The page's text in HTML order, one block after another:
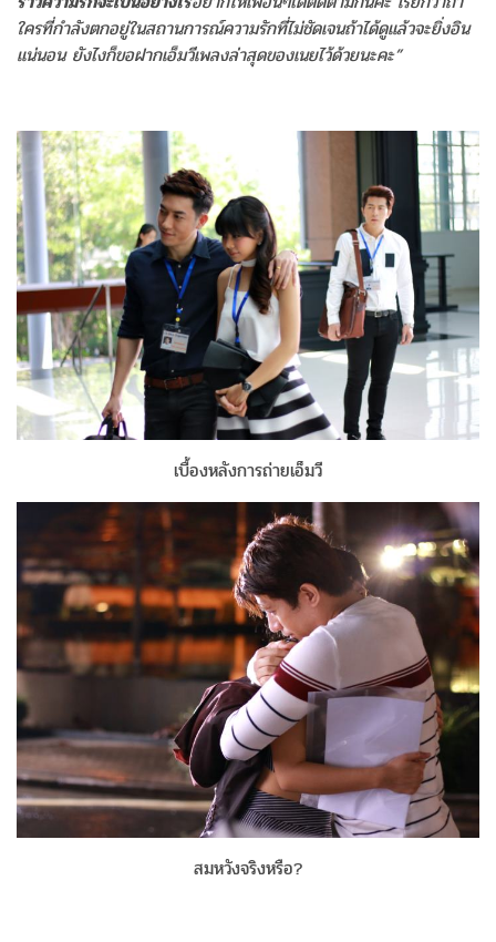
ใครที่กำลังตกอยู่ในสถานการณ์ความรักที่ไม่ชัดเจนถ้าได้ดูแล้วจะยิ่งอิน
แน่นอน ยังไงก็ขอฝากเอ็มวีเพลงล่าสุดของเนยไว้ด้วยนะคะ”
เบื้องหลังการถ่ายเอ็มวี
สมหวังจริงหรือ?